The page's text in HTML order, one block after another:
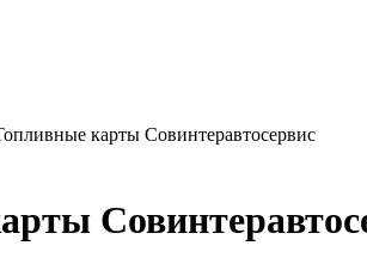
карты Совинтеравтосервис